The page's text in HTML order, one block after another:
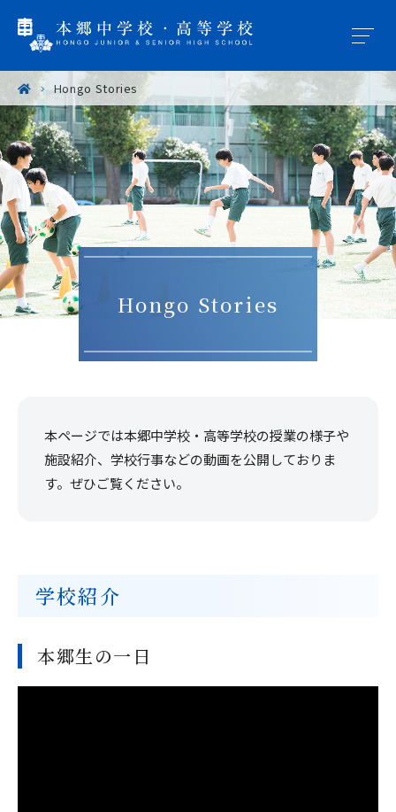
学園概要
教育の特色
学校生活
入試案内
進路・進学
本校での勤務を希望される方へ
教職員採用 求人情報配信登録
Hongo Stories
Hongo Stories
本ページでは本郷中学校・高等学校の授業の様子や
施設紹介、学校行事などの動画を公開しておりま
す。ぜひご覧ください。
学校紹介
本郷生の一日